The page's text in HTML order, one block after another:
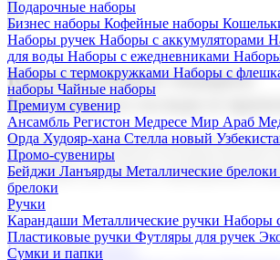
Подарочные наборы
Бизнес наборы Кофейные наборы
Наборы ручек Наборы с аккумуляторами
для воды Наборы с ежедневниками
Наборы с термокружками Наборы с
наборы Чайные наборы
Премиум сувенир
Ансамбль Регистон Медресе Мир Араб
Орда Худояр-хана Стелла новый
Промо-сувениры
Бейджи Ланъярды Металлические брелоки
брелоки
Ручки
Карандаши Металлические ручки Наборы
Пластиковые ручки Футляры для ручек
Сумки и папки
Корпоративные подарки
Поставка со склада и
Мы предлагаем широкий выбор
сувениров с логотипом. В нашем каталоге
продукцию для бизнеса, мероприятия и
Подарочные наборы